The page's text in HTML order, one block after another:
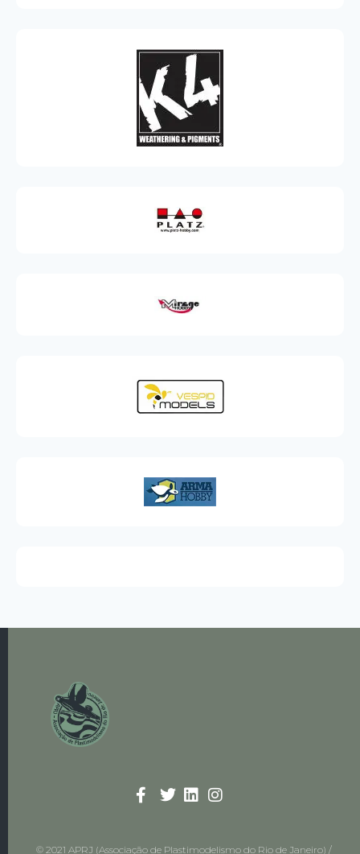
© 2021 APRJ (Associação de Plastimodelismo do Rio de Janeiro) /